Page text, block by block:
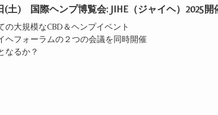
(土) 国際ヘンプ博覧会: JIHE（ジャイヘ）2025開
大規模なCBD＆ヘンプイベント
ヘフォーラムの２つの会議を同時開催
なるか？